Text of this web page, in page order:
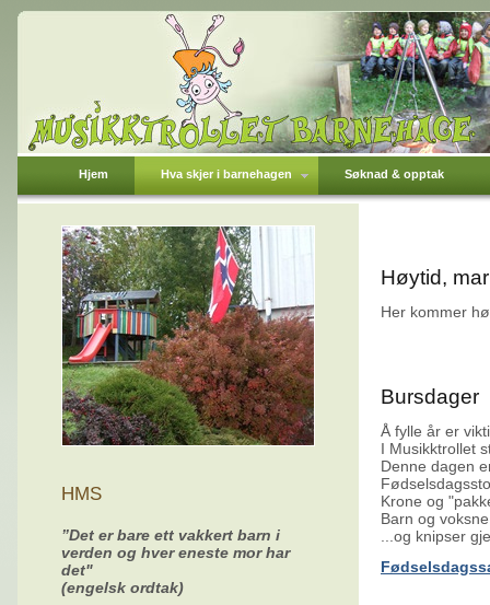
Hjem Hva skjer i barnehagen Søknad & opptak
HMS
”Det er bare ett vakkert barn i
verden og hver eneste mor har
det"
(engelsk ordtak)
Høytid,
Her kommer
Bursdager
Å fylle år er
I Musikktrollet
Denne dagen
Krone og
Barn og
...og knipser